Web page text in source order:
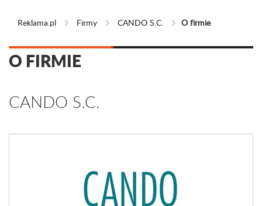
Reklama.pl Firmy CANDO S.C. O firmie
O FIRMIE
CANDO S.C.